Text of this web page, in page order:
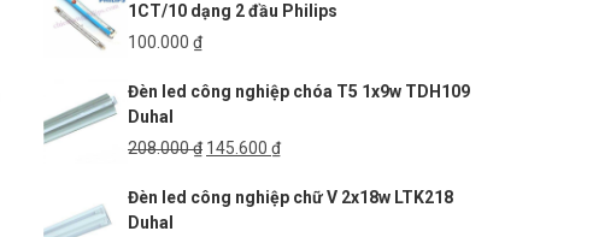
đến
1CT/10 dạng 2 đầu Philips
100.000 ₫
Đèn led công nghiệp chóa T5 1x9w TDH109
Duhal
208.000₫ Giá
là:
145.600 ₫Giá
tại
Đèn led công nghiệp chữ V 2x18w LTK218
Duhal